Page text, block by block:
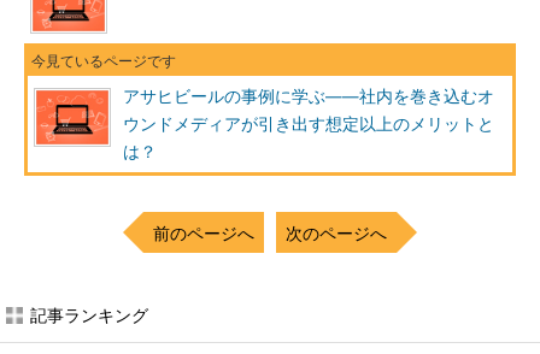
アサヒビールの事例に学ぶ――社内を巻き込むオ
ウンドメディアが引き出す想定以上のメリットと
は？
前のページへ 次のページへ
記事ランキング